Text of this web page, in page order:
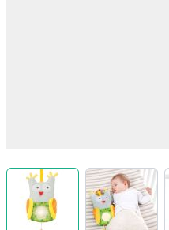
View larger image
View